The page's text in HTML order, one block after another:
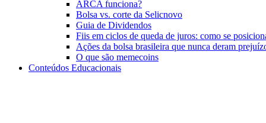
ARCA funciona?
Bolsa vs. corte da Selicnovo
Guia de Dividendos
Fiis em ciclos de queda de juros: como se
Ações da bolsa brasileira que nunca deram
O que são memecoins
Conteúdos Educacionais